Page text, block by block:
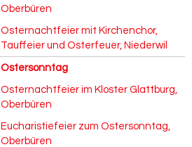
Oberbüren
Osternachtfeier mit Kirchenchor,
Tauffeier und Osterfeuer, Niederwil
Ostersonntag
Osternachtfeier im Kloster Glattburg,
Oberbüren
Eucharistiefeier zum Ostersonntag,
Oberbüren